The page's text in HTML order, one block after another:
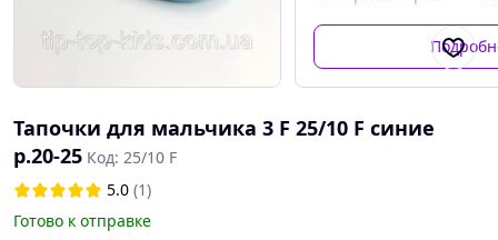
Тапочки для мальчика 3 F 25/10 F синие
р.20-25 Код: 25/10 F
5.0 (1)
Готово к отправке